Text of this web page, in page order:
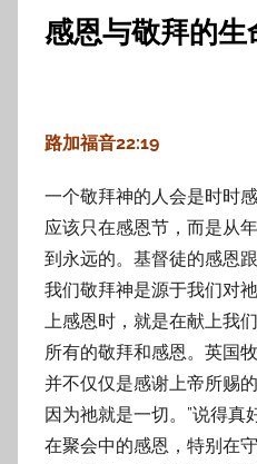
感恩与敬拜的生
路加福音22:19
一个敬拜神的人会是时时
应该只在感恩节，而是从
到永远的。基督徒的感恩
我们敬拜神是源于我们对
上感恩时，就是在献上我
所有的敬拜和感恩。英国
并不仅仅是感谢上帝所赐
因为祂就是一切。”说得真
在聚会中的感恩，特别在